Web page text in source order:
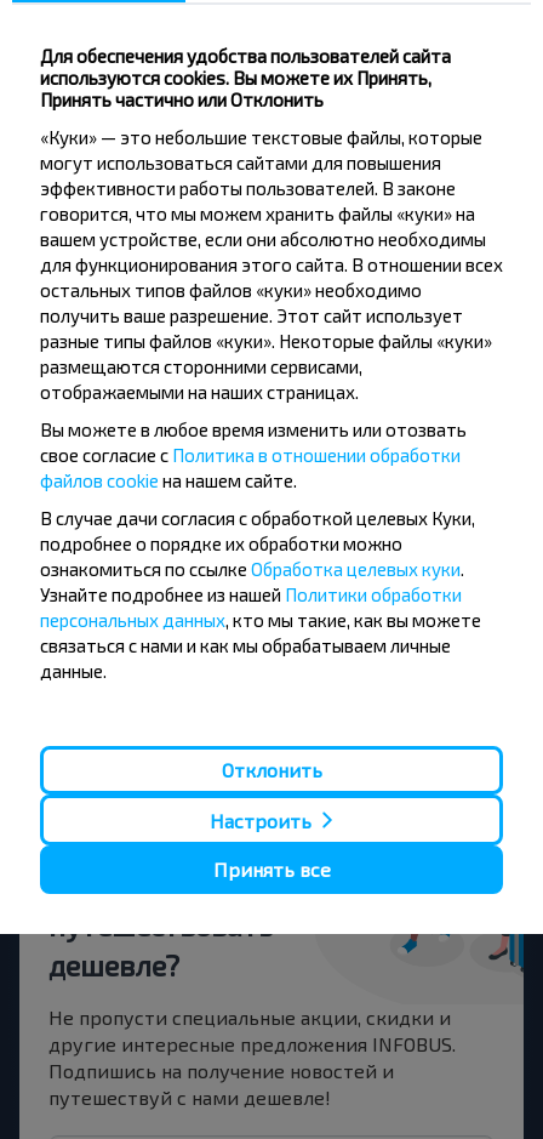
Лельчицы
Житковичи
Минск
Житковичи
Купить
Лучшие маршруты из Бяла-
Подляска
Бяла-Подляска
Варшава
Бяла-Подляска
Туров
Купить
Бяла-Подляска
Варшава аэропорт Шопена
Купить
Бяла-Подляска
Хотите
путешествовать
дешевле?
Не пропусти специальные акции, скидки и
другие интересные предложения INFOBUS.
Подпишись на получение новостей и
путешествуй с нами дешевле!
Для обеспечения удобства пользователей сайта
используются cookies. Вы можете их Принять,
Принять частично или Отклонить
«Куки» — это небольшие текстовые файлы, которые
могут использоваться сайтами для повышения
эффективности работы пользователей. В законе
говорится, что мы можем хранить файлы «куки» на
вашем устройстве, если они абсолютно необходимы
для функционирования этого сайта. В отношении всех
остальных типов файлов «куки» необходимо
получить ваше разрешение. Этот сайт использует
разные типы файлов «куки». Некоторые файлы «куки»
размещаются сторонними сервисами,
отображаемыми на наших страницах.
Вы можете в любое время изменить или отозвать
свое согласие с Политика в отношении обработки
файлов cookie на нашем сайте.
В случае дачи согласия с обработкой целевых Куки,
подробнее о порядке их обработки можно
ознакомиться по ссылке Обработка целевых куки.
Узнайте подробнее из нашей Политики обработки
персональных данных, кто мы такие, как вы можете
связаться с нами и как мы обрабатываем личные
данные.
Отклонить
Настроить
Принять все